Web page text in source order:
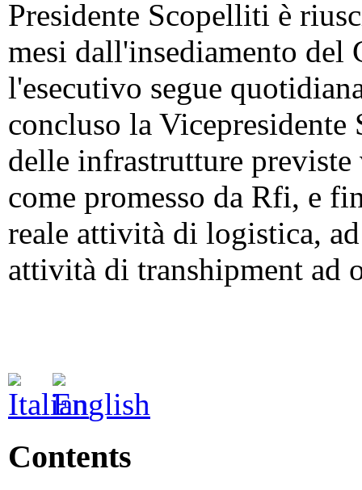
Presidente Scopelliti è
mesi dall'insediamento del
l'esecutivo segue
concluso la
delle infrastrutture previste
come promesso da Rfi, e
reale attività di logistica,
attività di transhipment ad
Contents